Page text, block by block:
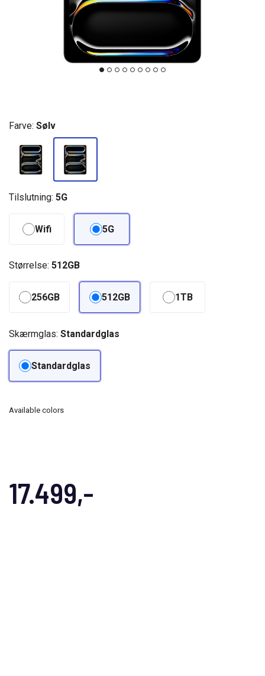
17.499,-
Farve: Sølv
Tilslutning: 5G
Wifi 5G
Størrelse: 512GB
256GB 512GB 1TB
Skærmglas: Standardglas
Standardglas
Available colors